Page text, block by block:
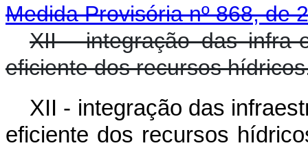
Medida Provisória nº 868, de
XII - integração das
eficiente dos recursos
XII - integração das
eficiente dos recursos